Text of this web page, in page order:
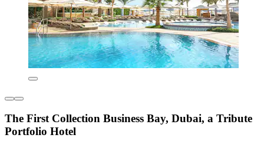
The First Collection Business Bay, Dubai, a Tribute
Portfolio Hotel